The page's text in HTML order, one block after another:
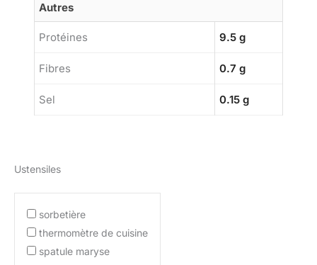
Autres
Protéines 9.5 g
Fibres 0.7 g
Sel 0.15 g
Ustensiles
sorbetière
thermomètre de cuisine
spatule maryse